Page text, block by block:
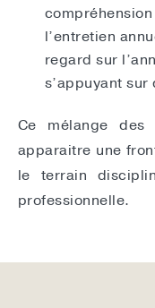
l’entretien
regard sur
s’appuyant
Ce mélange
apparaitre une
le terrain
professionnelle.